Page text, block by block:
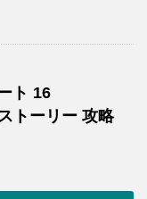
ト 16
トーリー 攻略